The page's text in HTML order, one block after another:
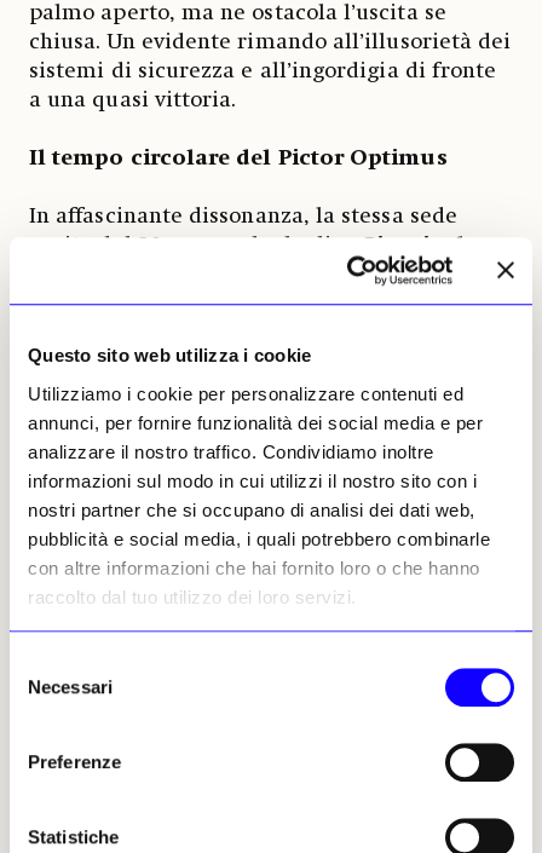
Questo sito web utilizza i cookie
Utilizziamo i cookie per personalizzare contenuti ed
annunci, per fornire funzionalità dei social media e per
analizzare il nostro traffico. Condividiamo inoltre
informazioni sul modo in cui utilizzi il nostro sito con i
nostri partner che si occupano di analisi dei dati web,
pubblicità e social media, i quali potrebbero combinarle
con altre informazioni che hai fornito loro o che hanno
raccolto dal tuo utilizzo dei loro servizi.
delNecessari
Preferenze
Statistiche
palmo aperto, ma ne ostacola l’uscita se
chiusa. Un evidente rimando all’illusorietà dei
sistemi di sicurezza e all’ingordigia di fronte
a una quasi vittoria.
Il tempo circolare del Pictor Optimus
In affascinante dissonanza, la stessa sede
ospita dal 30 marzo al 7 luglio
«Giorgio de
Chirico. Il volto della Metafisica». Un punto
fermo nella lettura critica della complessa
essere fissato attraverso l’identificazione in
essa di un comune denominatore: quella
presenza nella sua intera produzione di una
«Metafisica continua» che, già riconosciuta da
Maurizio Calvesi, è stata ora individuata,
come criterio di interpretazione dell’opera di
de Chirico da Victoria Noel-Johnson, curatrice
della rassegna.
Chirico (catalogo Skira), la mostra intende
l’originaria attitudine metafisica abbia
nell’opera di de Chirico che, influenzato dalle